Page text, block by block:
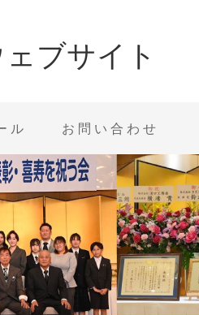
ブサイト
ル お問い合わせ